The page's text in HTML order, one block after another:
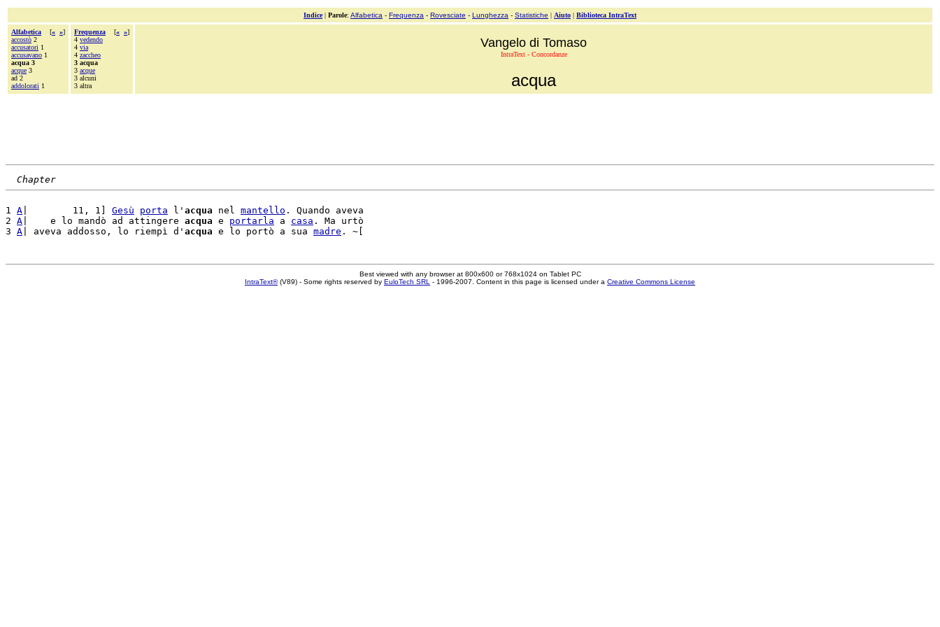
Indice| Parole: Alfabetica - Frequenza - Rovesciate - Lunghezza - Statistiche | Aiuto | Biblioteca IntraText
Alfabetica [« »]
accostò 2
accusatori 1
accusavano 1
acqua 3
acque 3
ad 2
addolorati 1
Frequenza [« »]
4 vedendo
4 via
4 zaccheo
3 acqua
3 acque
3 alcuni
3 altra
Vangelo di Tomaso
IntraText - Concordanze
acqua
Chapter
1 A |        11, 1] Gesù porta l' acqua nel mantello . Quando aveva
2 A |    e lo mandò ad attingere acqua e portarla a casa . Ma urtò
3 A | aveva addosso, lo riempì d' acqua e lo portò a sua madre
Best viewed with any browser at 800x600 or 768x1024 on Tablet PC
IntraText®(V89) - Some rights reserved by EuloTech SRL - 1996-2007. Content in this page is licensed under a Creative Commons License